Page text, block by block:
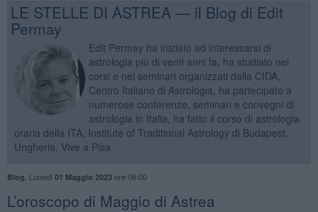
LE STELLE DI ASTREA — il Blog di Edit
Permay
Edit Permay ha iniziato ad interessarsi di
astrologia più di venti anni fa, ha studiato nei
corsi e nei seminari organizzati dalla CIDA,
Centro Italiano di Astrologia, ha partecipato a
numerose conferenze, seminari e convegni di
astrologia in Italia, ha fatto il corso di astrologia
oraria della ITA, Institute of Traditional Astrology di Budapest,
Ungheria. Vive a Pisa.
Blog Lunedì 01 Maggio 2023ore 06:00
​L’oroscopo di Maggio di Astrea